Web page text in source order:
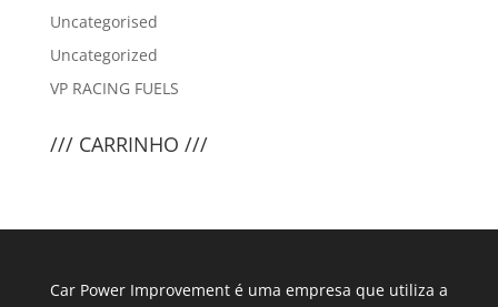
Uncategorised
Uncategorized
VP RACING FUELS
/// CARRINHO ///
Car Power Improvement é uma empresa que utiliza a